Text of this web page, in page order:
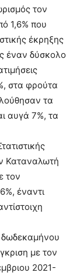
τον
1,6% που
έκρηξης
έναν δύσκολο
στα φρούτα
τα
αυγά 7%, τα
Καταναλωτή
τον
έναντι
δωδεκαμήνου
με τον
2021-